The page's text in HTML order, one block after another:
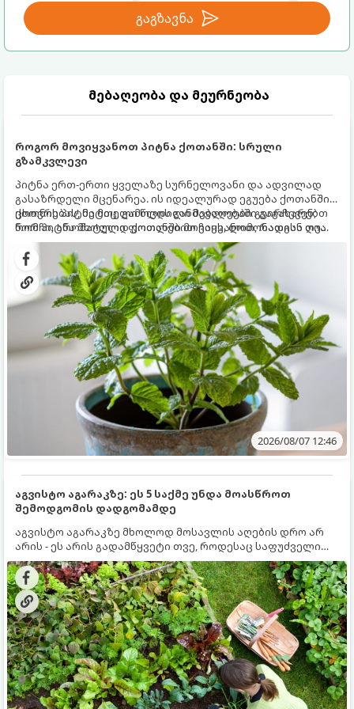
გაგზავნა
მებაღეობა და მეურნეობა
როგორ მოვიყვანოთ პიტნა ქოთანში: სრული
გზამკვლევი
პიტნა ერთ-ერთი ყველაზე სურნელოვანი და ადვილად
გასაზრდელი მცენარეა. ის იდეალურად ეგუება ქოთანში
ცხოვრებას, მეტიც, გამოცდილი მებაღეები გვირჩევენ,
რომ პიტნა მხოლოდ ქოთანში მოვიყვანოთ, რადგან ღია
გრუნტში (ბაღში) დარგვისას ის ფესვებით ძალიან
სწრაფად ვრცელდება და სხვა მცენარეებს ავიწროებს.
ქოთნის პიტნა მთელი წლის განმავლობაში გაგახარებთ
ნორჩი, არომატული ფოთლებით ჩაის, ლიმონათისა თუ
კერძებისთვის.
2026/08/07 12:46
აგვისტო აგარაკზე: ეს 5 საქმე უნდა მოასწროთ
შემოდგომის დადგომამდე
აგვისტო აგარაკზე მხოლოდ მოსავლის აღების დრო არ
არის - ეს არის გადამწყვეტი თვე, როდესაც საფუძველი
ეყრება მომავალი წლის მოსავალს და ბაღი მზადდება
შემოდგომა-ზამთრის სეზონისთვის. იმისათვის, რომ
ნიადაგმა ენერგია აღიდგინოს, ხოლო მცენარეებმა
ზამთარს გაუძლონ, აგვისტოს ბოლომდე 5
მნიშვნელოვანი საქმის გაკეთება უნდა მოასწროთ: